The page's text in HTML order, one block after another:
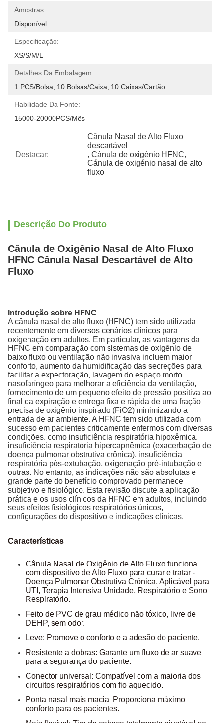
Amostras:
Disponível
Especificação:
XS/S/M/L
Detalhes Da Embalagem:
1 PCS/Bolsa, 10 Bolsas/Caixa, 10 Caixas/Cartão
Habilidade Da Fonte:
15000-20000PCS/Mês
Destacar:
Cânula Nasal de Alto Fluxo
descartável
, Cánula de oxigénio HFNC,
Cánula de oxigénio nasal de alto
fluxo
Descrição Do Produto
Cânula de Oxigênio Nasal de Alto Fluxo
HFNC Cânula Nasal Descartável de Alto
Fluxo
Introdução sobre HFNC
A cânula nasal de alto fluxo (HFNC) tem sido utilizada
recentemente em diversos cenários clínicos para
oxigenação em adultos. Em particular, as vantagens da
HFNC em comparação com sistemas de oxigênio de
baixo fluxo ou ventilação não invasiva incluem maior
conforto, aumento da humidificação das secreções para
facilitar a expectoração, lavagem do espaço morto
nasofaríngeo para melhorar a eficiência da ventilação,
fornecimento de um pequeno efeito de pressão positiva ao
final da expiração e entrega fixa e rápida de uma fração
precisa de oxigênio inspirado (FiO2) minimizando a
entrada de ar ambiente. A HFNC tem sido utilizada com
sucesso em pacientes criticamente enfermos com diversas
condições, como insuficiência respiratória hipoxêmica,
insuficiência respiratória hipercapnêmica (exacerbação de
doença pulmonar obstrutiva crônica), insuficiência
respiratória pós-extubação, oxigenação pré-intubação e
outras. No entanto, as indicações não são absolutas e
grande parte do benefício comprovado permanece
subjetivo e fisiológico. Esta revisão discute a aplicação
prática e os usos clínicos da HFNC em adultos, incluindo
seus efeitos fisiológicos respiratórios únicos,
configurações do dispositivo e indicações clínicas.
Características
Cânula Nasal de Oxigênio de Alto Fluxo funciona
com dispositivo de Alto Fluxo para curar e tratar -
Doença Pulmonar Obstrutiva Crônica, Aplicável para
UTI, Terapia Intensiva Unidade, Respiratório e Sono
Respiratório.
Feito de PVC de grau médico não tóxico, livre de
DEHP, sem odor.
Leve: Promove o conforto e a adesão do paciente.
Resistente a dobras: Garante um fluxo de ar suave
para a segurança do paciente.
Conector universal: Compatível com a maioria dos
circuitos respiratórios com fio aquecido.
Ponta nasal mais macia: Proporciona máximo
conforto para os pacientes.